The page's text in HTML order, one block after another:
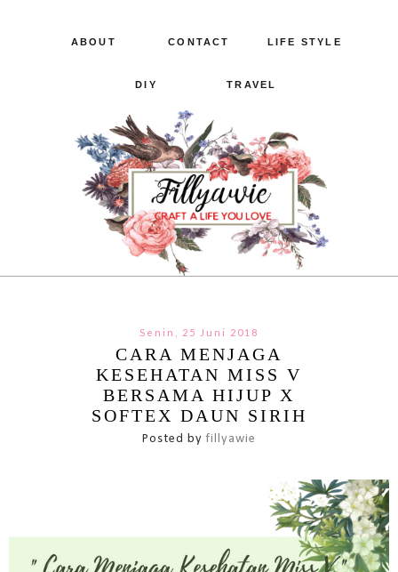
ABOUT CONTACT LIFE STYLE
DIY TRAVEL
Senin, 25 Juni 2018
CARA MENJAGA
KESEHATAN MISS V
BERSAMA HIJUP X
SOFTEX DAUN SIRIH
Posted byfillyawie